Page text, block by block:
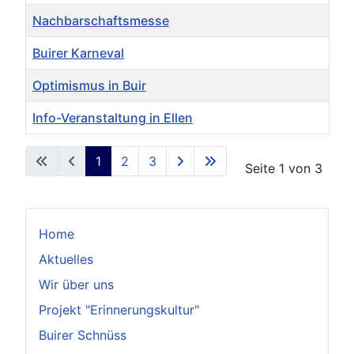
Home
Aktuelles
Wir über uns
Projekt "Erinnerungskultur"
Buirer Schnüss
Beiträge
Nachbarschaftsmesse
Buirer Karneval
Optimismus in Buir
Info-Veranstaltung in Ellen
Seite 1 von 3
1 2 3